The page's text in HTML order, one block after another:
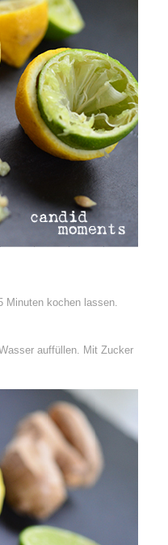
Minuten kochen lassen.
auffüllen. Mit Zucker